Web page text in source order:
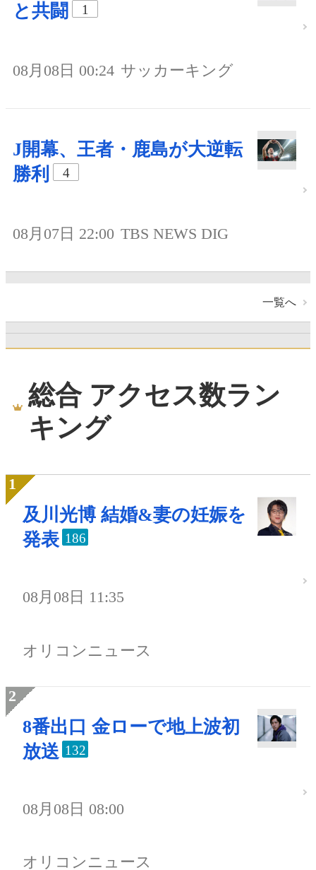
と共闘
1
08月08日 00:24 サッカーキング
J開幕、王者・鹿島が大逆転
勝利
4
08月07日 22:00 TBS NEWS DIG
一覧へ
総合 アクセス数ラン
キング
及川光博 結婚&妻の妊娠を
発表 186
08月08日 11:35
オリコンニュース
8番出口 金ローで地上波初
放送 132
08月08日 08:00
オリコンニュース